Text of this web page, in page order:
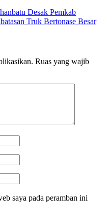
Desak Pemkab
Truk Bertonase Besar
Ruas yang wajib
saya pada peramban ini